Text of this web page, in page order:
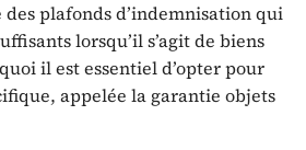
plafonds d’indemnisation qui
lorsqu’il s’agit de biens
il est essentiel d’opter pour
appelée la garantie objets